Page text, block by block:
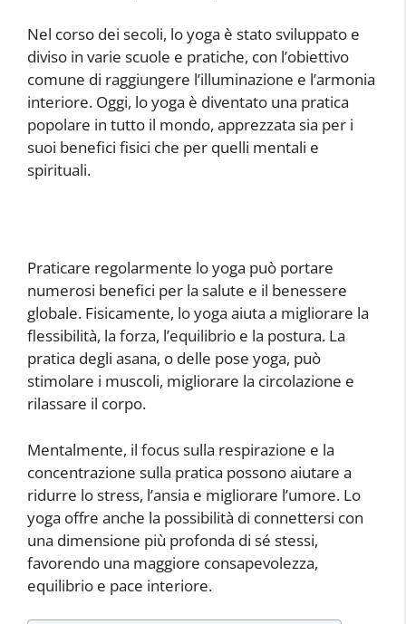
Nel corso dei secoli, lo yoga è stato sviluppato e
diviso in varie scuole e pratiche, con l’obiettivo
comune di raggiungere l’illuminazione e l’armonia
interiore. Oggi, lo yoga è diventato una pratica
popolare in tutto il mondo, apprezzata sia per i
suoi benefici fisici che per quelli mentali e
spirituali.
Praticare regolarmente lo yoga può portare
numerosi benefici per la salute e il benessere
globale. Fisicamente, lo yoga aiuta a migliorare la
flessibilità, la forza, l’equilibrio e la postura. La
pratica degli asana, o delle pose yoga, può
stimolare i muscoli, migliorare la circolazione e
rilassare il corpo.
Mentalmente, il focus sulla respirazione e la
concentrazione sulla pratica possono aiutare a
ridurre lo stress, l’ansia e migliorare l’umore. Lo
yoga offre anche la possibilità di connettersi con
una dimensione più profonda di sé stessi,
favorendo una maggiore consapevolezza,
equilibrio e pace interiore.